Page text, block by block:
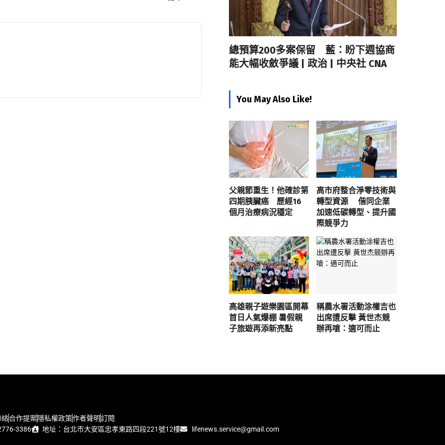
總預算200多案保留 藍：盼下週協商
能大幅收斂爭議 | 政治 | 中央社 CNA
You May Also Like!
父親節重生！他確診第
四期胰臟癌 歷經16
個月治療病況穩定
高市府整合淨零技術與
轉型資源 偕同企業
加速低碳轉型、提升國
際競爭力
高雄親子遊樂園區開幕
首日人氣爆棚 暑假親
子旅遊再添新亮點
稱農水署活動涂權吉也
出席遭反擊 黃世杰競
辦再嗆：適可而止
絡合作提案隱私權政策作者聲明訂閱
3386
地址：台北市大安區忠孝東路四段221號12樓 lifenews.service@gmail.com